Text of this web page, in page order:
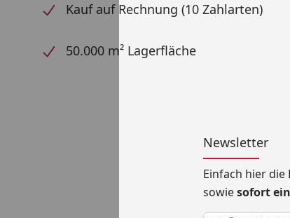
Kauf auf Rechnung (10 Zahlarten)
50.000 m² Lagerfläche
Newsletter
Einfach hier die
sowiesofort
Keine Eingabe
Eingabe
E-Mail *